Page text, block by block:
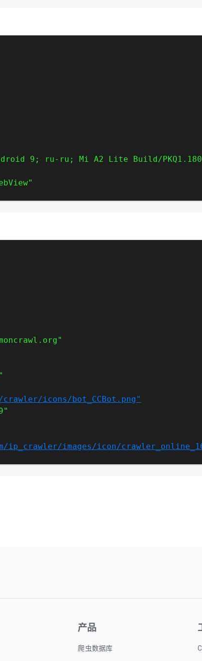
9; ru-ru; Mi A2 Lite Build/
icons/bot_CCBot.png"
images/icon/
产品
爬虫数据库